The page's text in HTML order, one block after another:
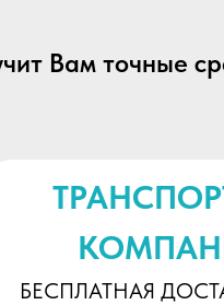
Вам точные
БЕСПЛАТНАЯ